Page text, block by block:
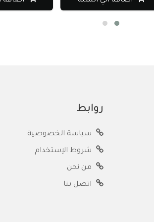
روابط
سياسة الخصوصية
شروط الإستخدام
من نحن
اتصل بنا